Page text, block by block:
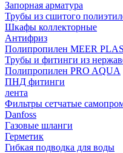
Запорная арматура
Трубы из сшитого
Шкафы коллекторные
Антифриз
Полипропилен MEER
Трубы и фитинги из
Полипропилен PRO AQUA
ПНД фитинги
лента
Фильтры сетчатые
Danfoss
Газовые шланги
Герметик
Гибкая подводка для воды